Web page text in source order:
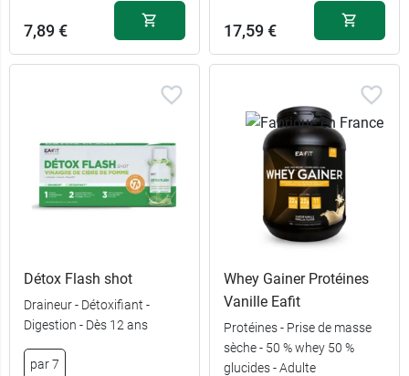
7,89 € 17,59 €
Détox Flash shot
Draineur - Détoxifiant -
Digestion - Dès 12 ans
par 7
Whey Gainer Protéines
Vanille Eafit
Protéines - Prise de masse
sèche - 50 % whey 50 %
glucides - Adulte